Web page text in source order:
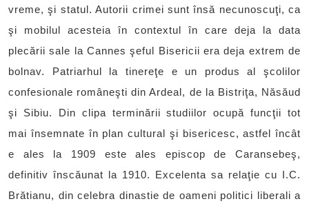
vreme, şi statul. Autorii crimei sunt însă necunoscuţi, ca
şi mobilul acesteia în contextul în care deja la data
plecării sale la Cannes şeful Bisericii era deja extrem de
bolnav. Patriarhul la tinereţe e un produs al şcolilor
confesionale româneşti din Ardeal, de la Bistriţa, Năsăud
şi Sibiu. Din clipa terminării studiilor ocupă funcţii tot
mai însemnate în plan cultural şi bisericesc, astfel încât
e ales la 1909 este ales episcop de Caransebeş,
definitiv înscăunat la 1910. Excelenta sa relaţie cu I.C.
Brătianu, din celebra dinastie de oameni politici liberali a